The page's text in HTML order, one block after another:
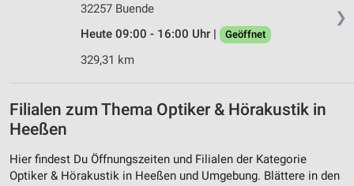
❯
32257 Buende
Heute 09:00 - 16:00 Uhr |
Geöffnet
329,31 km
Filialen zum Thema Optiker & Hörakustik in
Heeßen
Hier findest Du Öffnungszeiten und Filialen der Kategorie
Optiker & Hörakustik in Heeßen und Umgebung. Blättere in den